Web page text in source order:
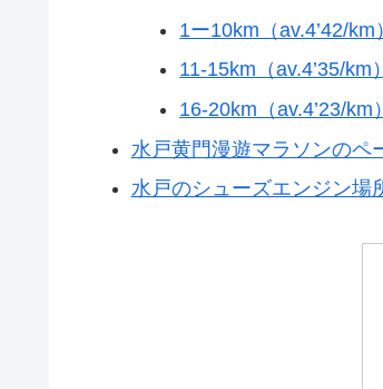
1ー10km（av.4’42/km
11-15km（av.4’35/km）
16-20km（av.4’23/km）
水戸黄門漫遊マラソンのペ
水戸のシューズエンジン場